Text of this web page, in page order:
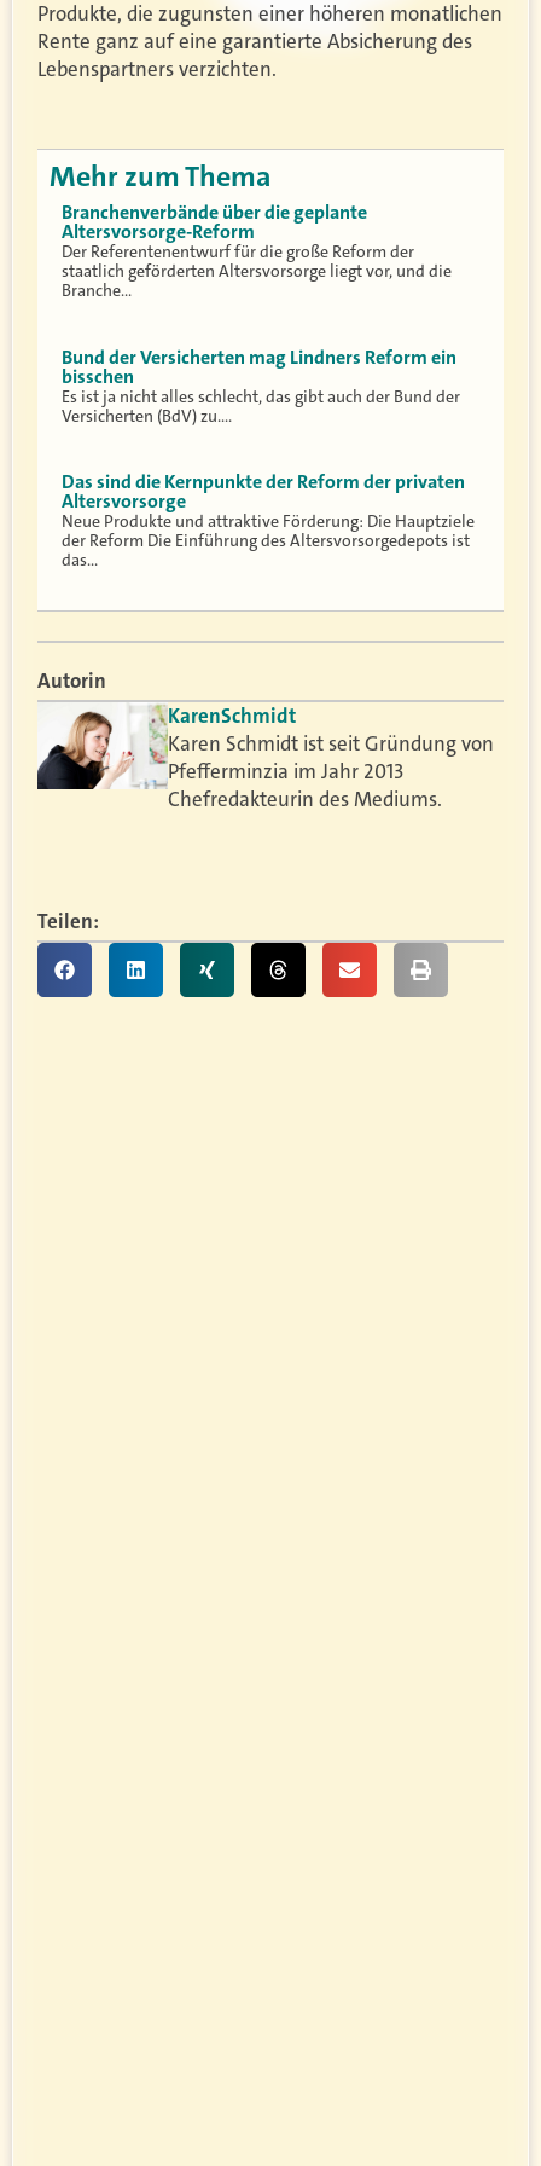
Produkte, die zugunsten einer höheren monatlichen
Rente ganz auf eine garantierte Absicherung des
Lebenspartners verzichten.
Mehr zum Thema
Branchenverbände über die geplante
Altersvorsorge-Reform
Der Referentenentwurf für die große Reform der
staatlich geförderten Altersvorsorge liegt vor, und die
Branche…
Bund der Versicherten mag Lindners Reform ein
bisschen
Es ist ja nicht alles schlecht, das gibt auch der Bund der
Versicherten (BdV) zu.…
Das sind die Kernpunkte der Reform der privaten
Altersvorsorge
Neue Produkte und attraktive Förderung: Die Hauptziele
der Reform Die Einführung des Altersvorsorgedepots ist
das…
Autorin
KarenSchmidt
Karen Schmidt ist seit Gründung von
Pfefferminzia im Jahr 2013
Chefredakteurin des Mediums.
Teilen: